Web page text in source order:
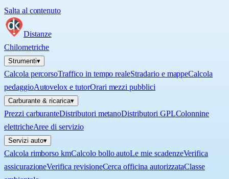
Salta al contenuto
Distanze
Chilometriche
Strumenti▾
Calcola percorsoTraffico in tempo realeStradario e mappeCalcola
pedaggioAutovelox e tutorOrari mezzi pubblici
Carburante & ricarica▾
Prezzi carburanteDistributori metanoDistributori GPLColonnine
elettricheAree di servizio
Servizi auto▾
Calcola rimborso kmCalcolo bollo autoLe mie scadenzeVerifica
assicurazioneVerifica revisioneCerca officina autorizzataClasse